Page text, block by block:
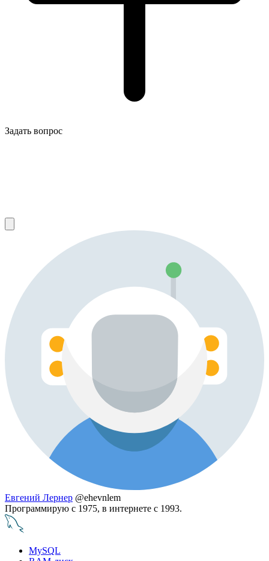
Задать вопрос
Евгений Лернер @ehevnlem
Программирую с 1975, в интернете с 1993.
MySQL